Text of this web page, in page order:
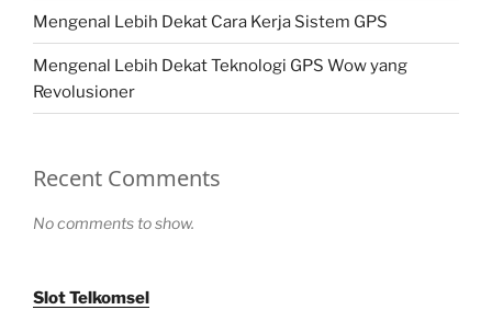
Mengenal Lebih Dekat Cara Kerja Sistem GPS
Mengenal Lebih Dekat Teknologi GPS Wow yang
Revolusioner
Recent Comments
No comments to show.
Slot Telkomsel